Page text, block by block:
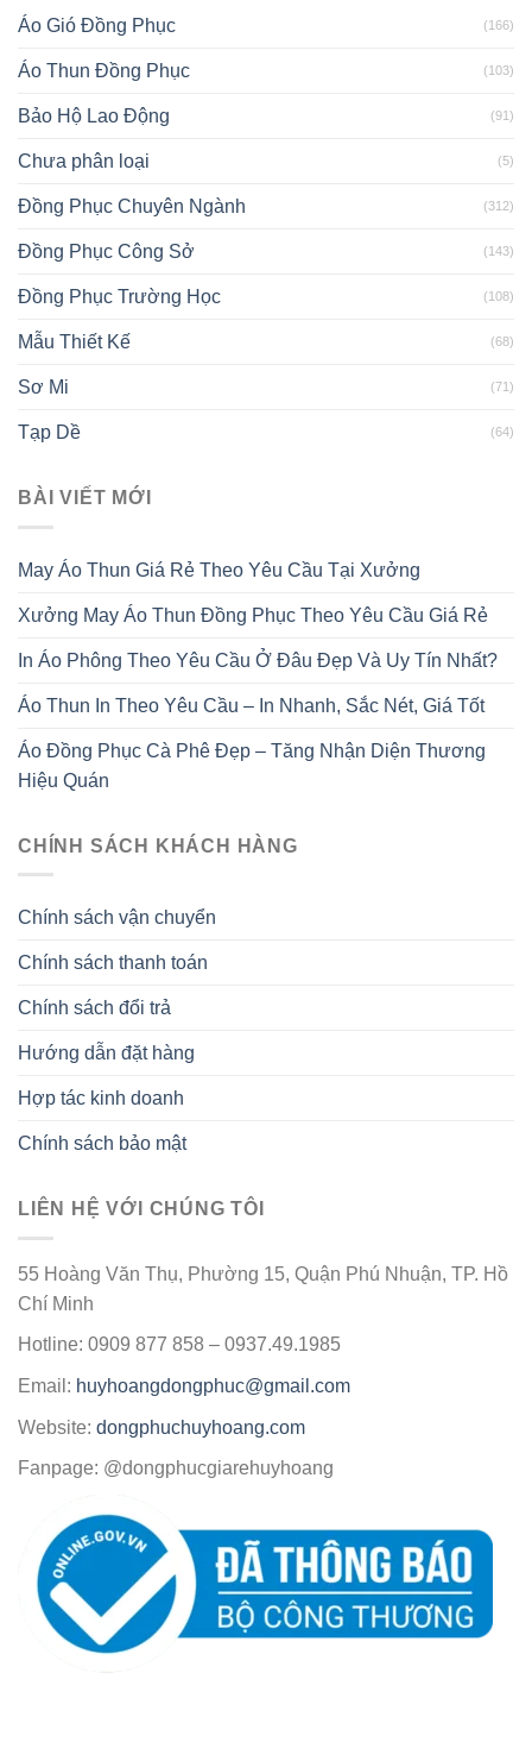
Áo Gió Đồng Phục (166)
Áo Thun Đồng Phục (103)
Bảo Hộ Lao Động (91)
Chưa phân loại (5)
Đồng Phục Chuyên Ngành (312)
Đồng Phục Công Sở (143)
Đồng Phục Trường Học (108)
Mẫu Thiết Kế (68)
Sơ Mi (71)
Tạp Dề (64)
BÀI VIẾT MỚI
May Áo Thun Giá Rẻ Theo Yêu Cầu Tại Xưởng
Xưởng May Áo Thun Đồng Phục Theo Yêu Cầu Giá Rẻ
In Áo Phông Theo Yêu Cầu Ở Đâu Đẹp Và Uy Tín Nhất?
Áo Thun In Theo Yêu Cầu – In Nhanh, Sắc Nét, Giá Tốt
Áo Đồng Phục Cà Phê Đẹp – Tăng Nhận Diện Thương
Hiệu Quán
CHÍNH SÁCH KHÁCH HÀNG
Chính sách vận chuyển
Chính sách thanh toán
Chính sách đổi trả
Hướng dẫn đặt hàng
Hợp tác kinh doanh
Chính sách bảo mật
LIÊN HỆ VỚI CHÚNG TÔI
55 Hoàng Văn Thụ, Phường 15, Quận Phú Nhuận, TP. Hồ
Chí Minh
Hotline: 0909 877 858 – 0937.49.1985
Email: huyhoangdongphuc@gmail.com
Website: dongphuchuyhoang.com
Fanpage: @dongphucgiarehuyhoang